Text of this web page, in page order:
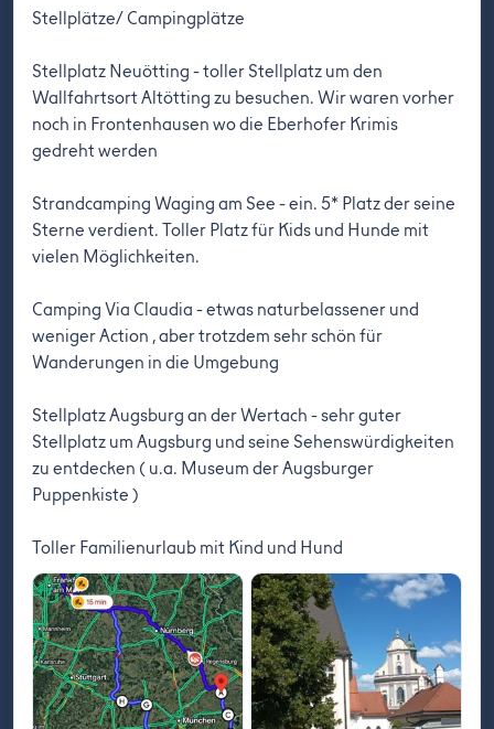
Stellplätze/ Campingplätze
Stellplatz Neuötting - toller Stellplatz um den
Wallfahrtsort Altötting zu besuchen. Wir waren vorher
noch in Frontenhausen wo die Eberhofer Krimis
gedreht werden
Strandcamping Waging am See - ein. 5* Platz der seine
Sterne verdient. Toller Platz für Kids und Hunde mit
vielen Möglichkeiten.
Camping Via Claudia - etwas naturbelassener und
weniger Action , aber trotzdem sehr schön für
Wanderungen in die Umgebung
Stellplatz Augsburg an der Wertach - sehr guter
Stellplatz um Augsburg und seine Sehenswürdigkeiten
zu entdecken ( u.a. Museum der Augsburger
Puppenkiste )
Toller Familienurlaub mit Kind und Hund